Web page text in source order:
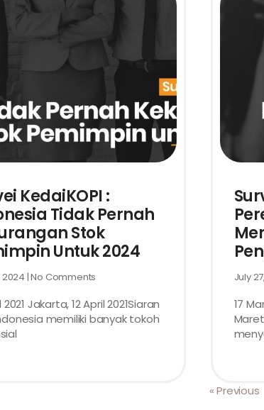
KedaiKOPI :
Tidak Pernah
Stok
Untuk 2024
2024 No Comments
2021 Jakarta, 12 April 2021Siaran
memiliki banyak tokoh
July
17
« Previous